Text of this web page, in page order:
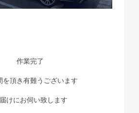
作業完了
を頂き有難うございます
けにお伺い致します